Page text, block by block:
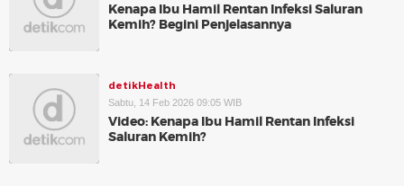
Kenapa Ibu Hamil Rentan Infeksi Saluran
Kemih? Begini Penjelasannya
detikHealth
Sabtu, 14 Feb 2026 09:05 WIB
Video: Kenapa Ibu Hamil Rentan Infeksi
Saluran Kemih?